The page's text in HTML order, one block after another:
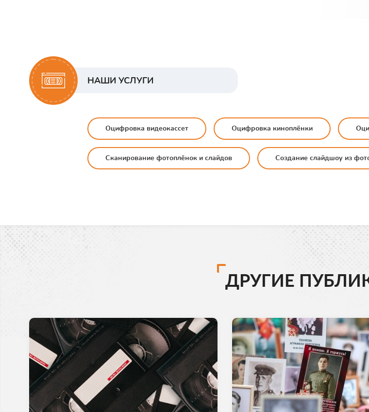
НАШИ УСЛУГИ
Оцифровка видеокассет Оцифровка киноплёнки
Сканирование фотоплёнок и слайдов Создание слайдшоу из
ДРУГИЕ